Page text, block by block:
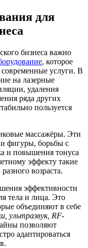
для
бизнеса важно
, которое
современные услуги. В
на лазерные
удаления
ряда других
пользуется
массажёры. Эти
фигуры, борьбы с
и повышения тонуса
эффекту такие
возраста.
эффективности
тела и лица. Это
объединяют в себе
ультразвук, RF-
позволяют
адаптироваться